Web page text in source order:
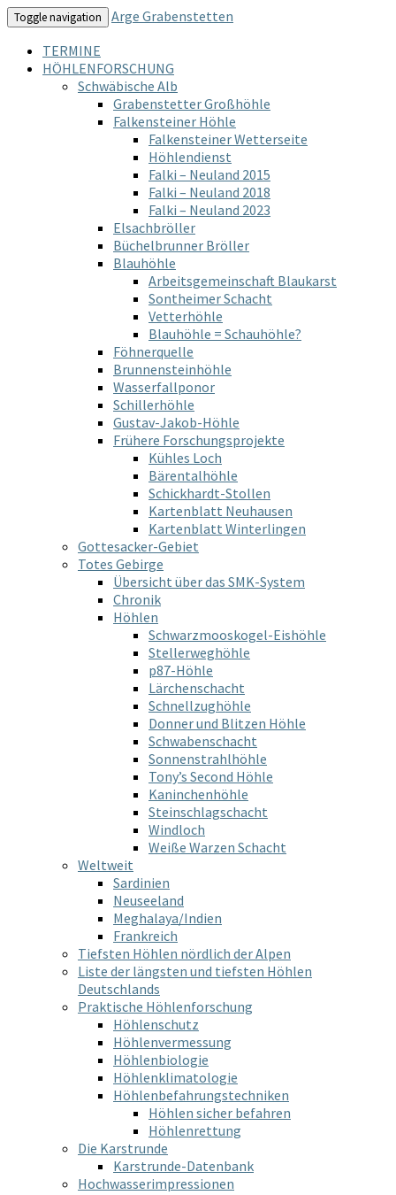
Toggle navigation
Arge Grabenstetten
TERMINE
HÖHLENFORSCHUNG
Schwäbische Alb
Grabenstetter Großhöhle
Falkensteiner Höhle
Falkensteiner Wetterseite
Höhlendienst
Falki – Neuland 2015
Falki – Neuland 2018
Falki – Neuland 2023
Elsachbröller
Büchelbrunner Bröller
Blauhöhle
Arbeitsgemeinschaft Blaukarst
Sontheimer Schacht
Vetterhöhle
Blauhöhle = Schauhöhle?
Föhnerquelle
Brunnensteinhöhle
Wasserfallponor
Schillerhöhle
Gustav-Jakob-Höhle
Frühere Forschungsprojekte
Kühles Loch
Bärentalhöhle
Schickhardt-Stollen
Kartenblatt Neuhausen
Kartenblatt Winterlingen
Gottesacker-Gebiet
Totes Gebirge
Übersicht über das SMK-System
Chronik
Höhlen
Schwarzmooskogel-Eishöhle
Stellerweghöhle
p87-Höhle
Lärchenschacht
Schnellzughöhle
Donner und Blitzen Höhle
Schwabenschacht
Sonnenstrahlhöhle
Tony’s Second Höhle
Kaninchenhöhle
Steinschlagschacht
Windloch
Weiße Warzen Schacht
Weltweit
Sardinien
Neuseeland
Meghalaya/Indien
Frankreich
Tiefsten Höhlen nördlich der Alpen
Liste der längsten und tiefsten Höhlen
Deutschlands
Praktische Höhlenforschung
Höhlenschutz
Höhlenvermessung
Höhlenbiologie
Höhlenklimatologie
Höhlenbefahrungstechniken
Höhlen sicher befahren
Höhlenrettung
Die Karstrunde
Karstrunde-Datenbank
Hochwasserimpressionen